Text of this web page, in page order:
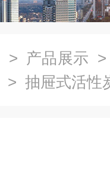
> 产品展示
> 抽屉式活性